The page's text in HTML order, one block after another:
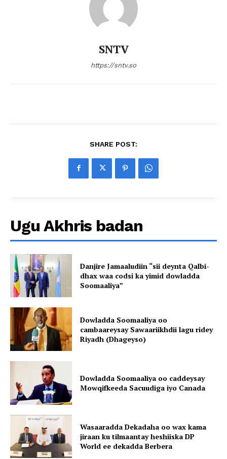
SNTV
https://sntv.so
SHARE POST:
Ugu Akhris badan
Danjire Jamaaludiin “sii deynta Qalbi-
dhax waa codsi ka yimid dowladda
Soomaaliya”
Dowladda Soomaaliya oo
cambaareysay Sawaariikhdii lagu ridey
Riyadh (Dhageyso)
Dowladda Soomaaliya oo caddeysay
Mowqifkeeda Sacuudiga iyo Canada
Wasaaradda Dekadaha oo wax kama
jiraan ku tilmaantay heshiiska DP
World ee dekadda Berbera